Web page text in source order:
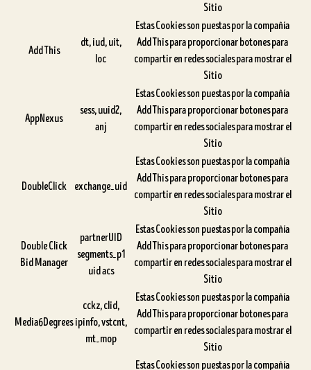
Sitio
Add This
dt, iud, uit,
loc
Estas Cookies son puestas por la compañía
Add This para proporcionar botones para
compartir en redes sociales para mostrar el
Sitio
AppNexus
sess, uuid2,
anj
Estas Cookies son puestas por la compañía
Add This para proporcionar botones para
compartir en redes sociales para mostrar el
Sitio
DoubleClick exchange_uid
Estas Cookies son puestas por la compañía
Add This para proporcionar botones para
compartir en redes sociales para mostrar el
Sitio
Double Click
Bid Manager
partnerUID
segments_p1
uid acs
Estas Cookies son puestas por la compañía
Add This para proporcionar botones para
compartir en redes sociales para mostrar el
Sitio
Media6Degrees
cckz, clid,
ipinfo, vstcnt,
mt_mop
Estas Cookies son puestas por la compañía
Add This para proporcionar botones para
compartir en redes sociales para mostrar el
Sitio
Estas Cookies son puestas por la compañía